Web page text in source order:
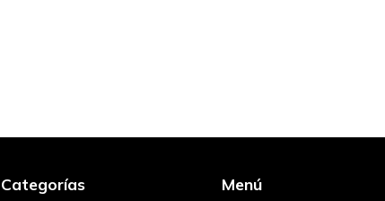
AMPLIFICADORES DE LINEA
AMPLIFICADORES DE
Categorías Menú